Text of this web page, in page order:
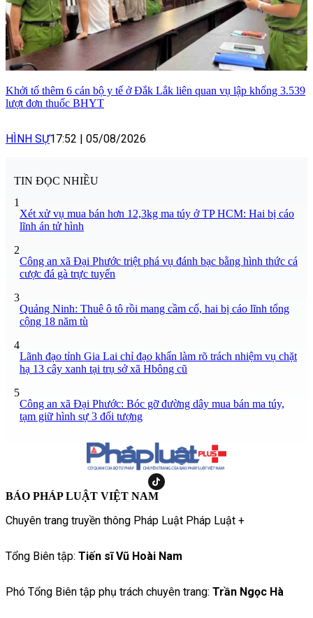
Khởi tố thêm 6 cán bộ y tế ở Đắk Lắk liên quan vụ lập khống 3.539
lượt đơn thuốc BHYT
HÌNH SỰ17:52 | 05/08/2026
TIN ĐỌC NHIỀU
1
Xét xử vụ mua bán hơn 12,3kg ma túy ở TP HCM: Hai bị cáo
lĩnh án tử hình
2
Công an xã Đại Phước triệt phá vụ đánh bạc bằng hình thức cá
cược đá gà trực tuyến
3
Quảng Ninh: Thuê ô tô rồi mang cầm cố, hai bị cáo lĩnh tổng
cộng 18 năm tù
4
Lãnh đạo tỉnh Gia Lai chỉ đạo khẩn làm rõ trách nhiệm vụ chặt
hạ 13 cây xanh tại trụ sở xã Hbông cũ
5
Công an xã Đại Phước: Bóc gỡ đường dây mua bán ma túy,
tạm giữ hình sự 3 đối tượng
BÁO PHÁP LUẬT VIỆT NAM
Chuyên trang truyền thông Pháp Luật Pháp Luật +
Tổng Biên tập: Tiến sĩ Vũ Hoài Nam
Phó Tổng Biên tập phụ trách chuyên trang: Trần Ngọc Hà